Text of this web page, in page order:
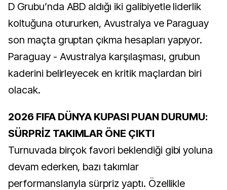
D Grubu’nda ABD aldığı iki galibiyetle liderlik
koltuğuna otururken, Avustralya ve Paraguay
son maçta gruptan çıkma hesapları yapıyor.
Paraguay - Avustralya karşılaşması, grubun
kaderini belirleyecek en kritik maçlardan biri
olacak.
2026 FIFA DÜNYA KUPASI PUAN DURUMU:
SÜRPRİZ TAKIMLAR ÖNE ÇIKTI
Turnuvada birçok favori beklendiği gibi yoluna
devam ederken, bazı takımlar
performanslarıyla sürpriz yaptı. Özellikle